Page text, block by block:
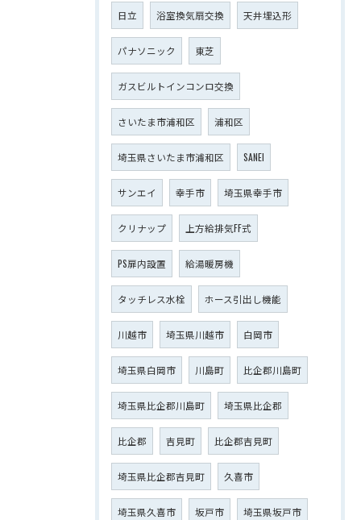
日立 浴室換気扇交換 天井埋込形
パナソニック 東芝
ガスビルトインコンロ交換
さいたま市浦和区 浦和区
埼玉県さいたま市浦和区 SANEI
サンエイ 幸手市 埼玉県幸手市
クリナップ 上方給排気FF式
PS扉内設置 給湯暖房機
タッチレス水栓 ホース引出し機能
川越市 埼玉県川越市 白岡市
埼玉県白岡市 川島町 比企郡川島町
埼玉県比企郡川島町 埼玉県比企郡
比企郡 吉見町 比企郡吉見町
埼玉県比企郡吉見町 久喜市
埼玉県久喜市 坂戸市 埼玉県坂戸市